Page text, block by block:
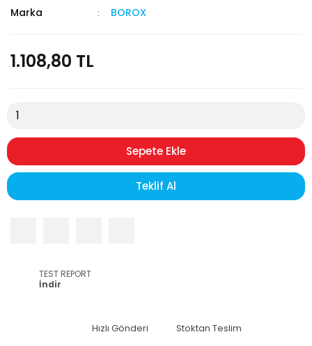
Marka BOROX
1.108,80 TL
Sepete Ekle
Teklif Al
TEST REPORT
İndir
Hızlı Gönderi
Stoktan Teslim